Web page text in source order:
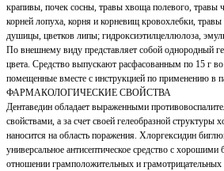
крапивы, почек сосны, травы хвоща полевого, травы
корней лопуха, корня и корневищ кровохлебки,
душицы, цветков липы; гидроксиэтилцеллюлоза,
По внешнему виду представляет собой однородный
цвета. Средство выпускают расфасованным по 15 г
помещенные вместе с инструкцией по применению в
ФАРМАКОЛОГИЧЕСКИЕ СВОЙСТВА
Дентаведин обладает выраженными
свойствами, а за счет своей гелеобразной структуры
наносится на область поражения. Хлоргексидин
универсальное антисептическое средство с
отношении грамположительных и